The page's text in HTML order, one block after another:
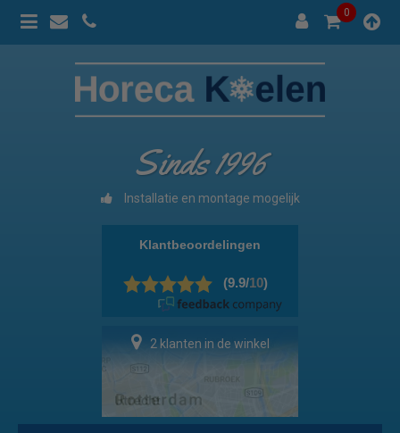
0
Sinds 1996
Installatie en montage mogelijk
7 klanten in de winkel